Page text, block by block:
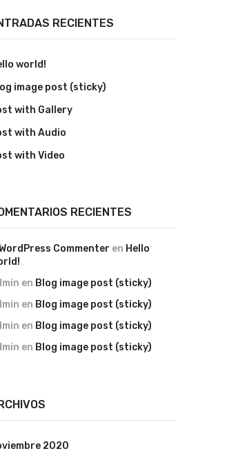
RECIENTES
world!
image post (sticky)
with Gallery
with Audio
with Video
RECIENTES
Commenter en Hello
en Blog image post (sticky)
en Blog image post (sticky)
en Blog image post (sticky)
en Blog image post (sticky)
2020